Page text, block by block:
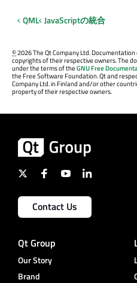
QML JavaScriptの統合
©2026 The Qt Company Ltd.
copyrights of their respective owners. The
under the terms of theGNU Free
the Free Software Foundation. Qt and
Company Ltd. in Finland and/or other
property of their respective owners.
Contact Us
Qt Group
Our Story
Brand